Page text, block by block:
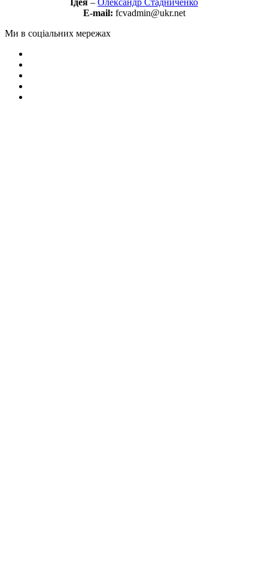
Ідея – Олександр Стадниченко
E-mail: fcvadmin@ukr.net
Ми в соціальних мережах